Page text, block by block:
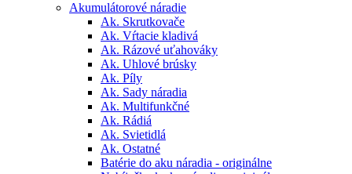
Akumulátorové náradie
Ak. Skrutkovače
Ak. Vŕtacie kladivá
Ak. Rázové uťahováky
Ak. Uhlové brúsky
Ak. Píly
Ak. Sady náradia
Ak. Multifunkčné
Ak. Rádiá
Ak. Svietidlá
Ak. Ostatné
Batérie do aku náradia - originálne